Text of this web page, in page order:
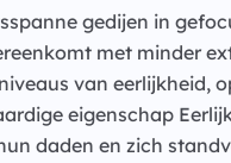
gedijen in
met minder
van eerlijkheid,
eigenschap
daden en zich